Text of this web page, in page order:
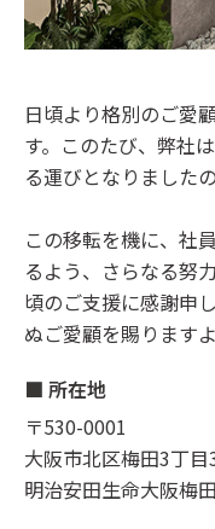
日頃より格別のご愛
す。このたび、弊社
る運びとなりました
この移転を機に、社
るよう、さらなる努
頃のご支援に感謝申
ぬご愛顧を賜ります
■ 所在地
〒530-0001
大阪市北区梅田3丁
明治安田生命大阪梅